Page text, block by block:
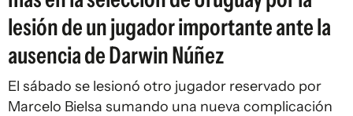
lesión de un jugador importante ante la
ausencia de Darwin Núñez
El sábado se lesionó otro jugador reservado por
Marcelo Bielsa sumando una nueva complicación